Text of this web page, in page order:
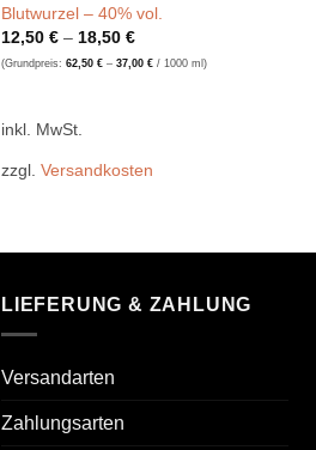
Blutwurzel – 40% vol.
12,50 €– 18,50 €
(Grundpreis: 62,50 €– 37,00 €/ 1000 ml )
inkl. MwSt.
zzgl. Versandkosten
LIEFERUNG & ZAHLUNG
Versandarten
Zahlungsarten